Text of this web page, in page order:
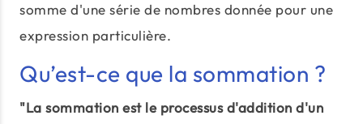
somme d'une série de nombres donnée pour une
expression particulière.
Qu’est-ce que la sommation ?
"La sommation est le processus d'addition d'un